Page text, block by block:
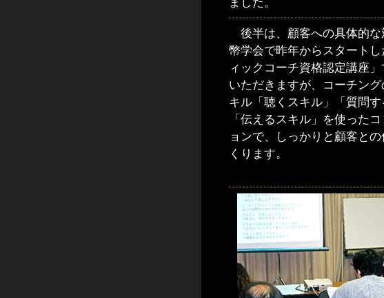
後半は、顧客への具体的な
幣学会で昨年からスタート
ィックコーチ資格認定講座
いただきますが、コーチン
キル「聴くスキル」「質問す
「伝えるスキル」を使った
ョンで、しっかりと顧客と
くります。